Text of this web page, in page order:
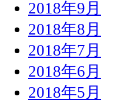
2018年9月
2018年8月
2018年7月
2018年6月
2018年5月